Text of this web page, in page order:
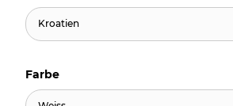
Kroatien
Farbe